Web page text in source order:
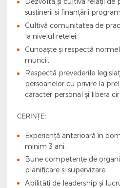
susținerii si finanțării
Cultivă comunitatea de
la nivelul rețelei;
Cunoaşte şi respectă
muncii;
Respectă prevederile
persoanelor cu privire la
caracter personal şi libera
CERINȚE:
Experiență anterioară în
minim 3 ani;
Bune competențe de
planificare și supervizare
Abilități de leadership și